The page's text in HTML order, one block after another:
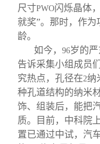
尺寸PWO闪烁晶体
就奖”。那时，作
龄。
如今， 96岁的
告诉采集小组成员
究热点，孔径在2纳
种孔道结构的纳米
饰、组装后，能把
质。目前，中科院
置已通过中试，汽